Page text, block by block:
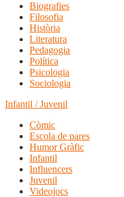
Biografies
Filosofia
Història
Literatura
Pedagogia
Política
Psicologia
Sociologia
Infantil / Juvenil
Còmic
Escola de pares
Humor Gràfic
Infantil
Influencers
Juvenil
Videojocs